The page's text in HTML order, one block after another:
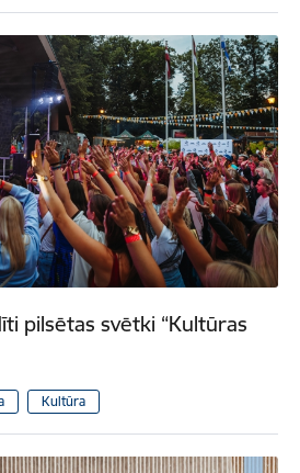
pilsētas svētki “Kultūras
Kultūra